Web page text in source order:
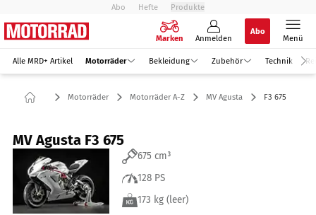
Abo Hefte Produkte
Marken Anmelden
Abo
Menü
Alle MRD+ Artikel Motorräder Bekleidung Zubehör Technik
Motorräder Motorräder A-Z MV Agusta F3 675
MV Agusta F3 675
675 cm³
128 PS
173 kg (leer)